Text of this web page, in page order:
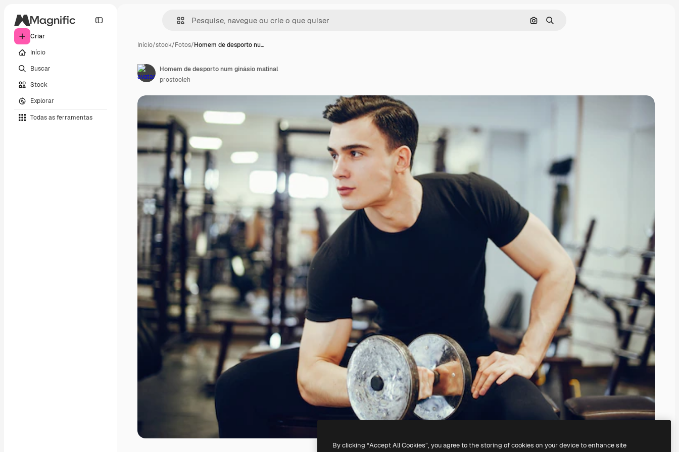
Criar
Início
Buscar
Stock
Explorar
Todas as ferramentas
Pesquisar por imagem
Buscar
Início/stock/Fotos/Homem de desporto nu…
Homem de desporto num ginásio matinal
prostooleh
By clicking “Accept All Cookies”, you agree to the storing of cookies on your device to enhance site